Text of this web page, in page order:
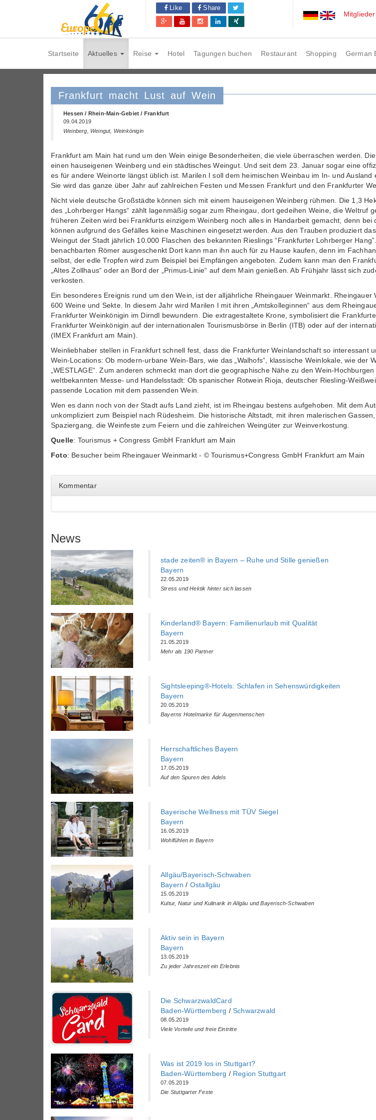
Like Share
Startseite Aktuelles Reise Hotel Tagungen buchen Restaurant Shopping German
Frankfurt macht Lust auf Wein
Hessen / Rhein-Main-Gebiet / Frankfurt
09.04.2019
Weinberg, Weingut, Weinkönigin
Frankfurt am Main hat rund um den Wein einige Besonderheiten, die viele überraschen werden.
einen hauseigenen Weinberg und ein städtisches Weingut. Und seit dem 23. Januar sogar eine
es für andere Weinorte längst üblich ist. Marilen I soll dem heimischen Weinbau im In- und Ausland
Sie wird das ganze über Jahr auf zahlreichen Festen und Messen Frankfurt und den Frankfurter
Nicht viele deutsche Großstädte können sich mit einem hauseigenen Weinberg rühmen. Die 1,3
des „Lohrberger Hangs“ zählt lagenmäßig sogar zum Rheingau, dort gedeihen Weine, die Weltruf
früheren Zeiten wird bei Frankfurts einzigem Weinberg noch alles in Handarbeit gemacht, denn bei
können aufgrund des Gefälles keine Maschinen eingesetzt werden. Aus den Trauben produziert
Weingut der Stadt jährlich 10.000 Flaschen des bekannten Rieslings “Frankfurter Lohrberger
benachbarten Römer ausgeschenkt Dort kann man ihn auch für zu Hause kaufen, denn im
selbst, der edle Tropfen wird zum Beispiel bei Empfängen angeboten. Zudem kann man den
„Altes Zollhaus“ oder an Bord der „Primus-Linie“ auf dem Main genießen. Ab Frühjahr lässt sich
verkosten.
Ein besonderes Ereignis rund um den Wein, ist der alljährliche Rheingauer Weinmarkt.
600 Weine und Sekte. In diesem Jahr wird Marilen I mit ihren „Amtskolleginnen“ aus dem
Frankfurter Weinkönigin im Dirndl bewundern. Die extragestaltete Krone, symbolisiert die
Frankfurter Weinkönigin auf der internationalen Tourismusbörse in Berlin (ITB) oder auf der
(IMEX Frankfurt am Main).
Weinliebhaber stellen in Frankfurt schnell fest, dass die Frankfurter Weinlandschaft so
Wein-Locations: Ob modern-urbane Wein-Bars, wie das „Walhofs“, klassische Weinlokale, wie der
„WESTLAGE“. Zum anderen schmeckt man dort die geographische Nähe zu den Wein-
weltbekannten Messe- und Handelsstadt: Ob spanischer Rotwein Rioja, deutscher Riesling-
passende Location mit dem passenden Wein.
Wen es dann noch von der Stadt aufs Land zieht, ist im Rheingau bestens aufgehoben. Mit dem
unkompliziert zum Beispiel nach Rüdesheim. Die historische Altstadt, mit ihren malerischen
Spaziergang, die Weinfeste zum Feiern und die zahlreichen Weingüter zur Weinverkostung.
Quelle: Tourismus + Congress GmbH Frankfurt am Main
Foto: Besucher beim Rheingauer Weinmarkt - © Tourismus+Congress GmbH Frankfurt am Main
Kommentar
News
stade zeiten® in Bayern – Ruhe und Stille genießen
Bayern
22.05.2019
Stress und Hektik hinter sich lassen
Kinderland® Bayern: Familienurlaub mit Qualität
Bayern
21.05.2019
Mehr als 190 Partner
Sightsleeping®-Hotels: Schlafen in Sehenswürdigkeiten
Bayern
20.05.2019
Bayerns Hotelmarke für Augenmenschen
Herrschaftliches Bayern
Bayern
17.05.2019
Auf den Spuren des Adels
Bayerische Wellness mit TÜV Siegel
Bayern
16.05.2019
Wohlfühlen in Bayern
Allgäu/Bayerisch-Schwaben
Bayern / Ostallgäu
15.05.2019
Kultur, Natur und Kulinarik in Allgäu und Bayerisch-Schwaben
Aktiv sein in Bayern
Bayern
13.05.2019
Zu jeder Jahreszeit ein Erlebnis
Die SchwarzwaldCard
Baden-Württemberg‎ /Schwarzwald
08.05.2019
Viele Vorteile und freie Eintritte
Was ist 2019 los in Stuttgart?
Baden-Württemberg‎ / Region Stuttgart
07.05.2019
Die Stuttgarter Feste